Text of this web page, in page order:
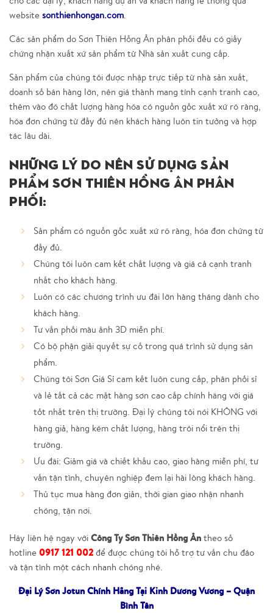
website sonthienhongan.com.
Các sản phẩm do Sơn Thiên Hồng Ân phân phối đều có giấy
chứng nhận xuất xứ sản phẩm từ Nhà sản xuất cung cấp.
Sản phẩm của chúng tôi được nhập trực tiếp từ nhà sản xuất,
doanh số bán hàng lớn, nên giá thành mang tính cạnh tranh cao,
thêm vào đó chất lượng hàng hóa có nguồn gốc xuất xứ rõ ràng,
hóa đơn chứng từ đầy đủ nên khách hàng luôn tin tưởng và hợp
tác lâu dài.
Những lý do nên sử dụng sản
phẩm Sơn Thiên Hồng Ân phân
phối:
Sản phẩm có nguồn gốc xuất xứ rõ ràng, hóa đơn chứng từ
đầy đủ.
Chúng tôi luôn cam kết chất lượng và giá cả cạnh tranh
nhất cho khách hàng.
Luôn có các chương trình ưu đãi lớn hàng tháng dành cho
khách hàng.
Tư vấn phối màu ảnh 3D miễn phí.
Có bộ phận giải quyết sự cố trong quá trình sử dụng sản
phẩm.
Chúng tôi Sơn Giá Sỉ cam kết luôn cung cấp, phân phối sỉ
và lẻ tất cả các mặt hàng sơn cao cấp chính hãng với giá
tốt nhất trên thị trường. Đại lý chúng tôi nói KHÔNG với
hàng giả, hàng kém chất lượng, hàng trôi nổi trên thị
trường.
Ưu đãi: Giảm giá và chiết khấu cao, giao hàng miễn phí, tư
vấn tận tình, chuyên nghiệp đem lại hài lòng khách hàng.
Thủ tục mua hàng đơn giản, thời gian giao nhận nhanh
chóng, tận nơi.
Hãy liên hệ ngay với Công Ty Sơn Thiên Hồng Ân theo số
hotline 0917 121 002 để được chúng tôi hỗ trợ tư vấn chu đáo
và tận tình một cách nhanh chóng nhé.
Đại Lý Sơn Jotun Chính Hãng Tại Kinh Dương Vương – Quận
Bình Tân